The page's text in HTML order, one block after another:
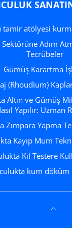
tamir atölyesi
Tecrübeler
Gümüş Karartma
(Rhoudium)
Yapılır: Uzman
Zımpara Yapma
Kayıp Mum
Kıl Testere
kum döküm